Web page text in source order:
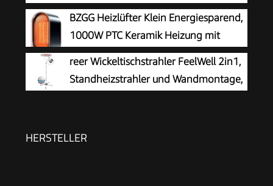
Heizstufen, Timer, geprüft nach
Medizinstandard
BZGG Heizlüfter Klein Energiesparend,
1000W PTC Keramik Heizung mit
Überhitzungs- und Kippschutz,
Tragbare Leise Elektroheizung für Arbeitszimmer
Schlafzimmer, Schwarz
reer Wickeltischstrahler FeelWell 2in1,
Standheizstrahler und Wandmontage,
HERSTELLER